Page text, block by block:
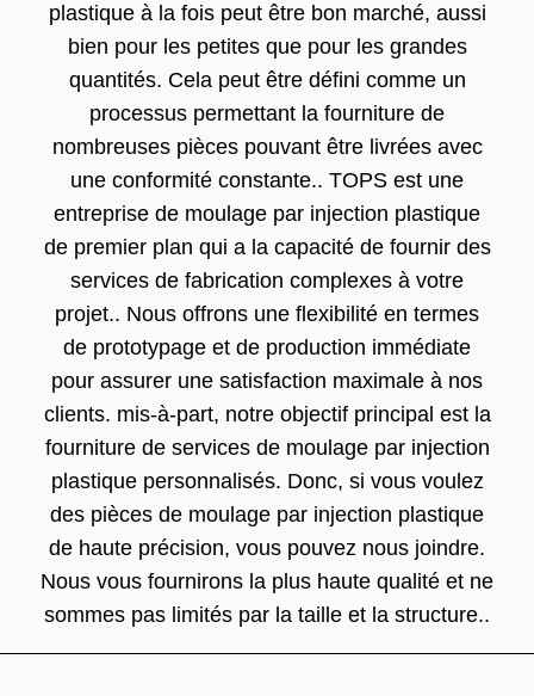
plastique à la fois peut être bon marché, aussi
bien pour les petites que pour les grandes
quantités. Cela peut être défini comme un
processus permettant la fourniture de
nombreuses pièces pouvant être livrées avec
une conformité constante.. TOPS est une
entreprise de moulage par injection plastique
de premier plan qui a la capacité de fournir des
services de fabrication complexes à votre
projet.. Nous offrons une flexibilité en termes
de prototypage et de production immédiate
pour assurer une satisfaction maximale à nos
clients. mis-à-part, notre objectif principal est la
fourniture de services de moulage par injection
plastique personnalisés. Donc, si vous voulez
des pièces de moulage par injection plastique
de haute précision, vous pouvez nous joindre.
Nous vous fournirons la plus haute qualité et ne
sommes pas limités par la taille et la structure..